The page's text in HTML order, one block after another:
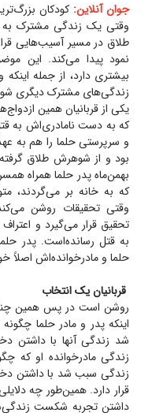
جوان آنلاین: کودکان
وقتی یک زندگی مشترک به
طلاق در مسیر آسیب‌هایی
نمود پیدا می‌کند. این
بیشتری دارد، از جمله
زندگی‌های مشترک دیگری
که به دست نامادری‌اش به
بود و از شوهرش طلاق
که به خانه بر می‌گردند،
وقتی تحقیقات روشن
تحقیق قرار می‌گیرد و
به قتل رسانده‌است. پدر
حلما و مادرخوانده‌اش اصلاً
قربانیان یک انتخاب
روشن است در پس همین چند
اینکه پدر و مادر حلما
زندگی مادرخوانده او که
قرار دارد. همین‌طور چه
داشتن تجربه شکست